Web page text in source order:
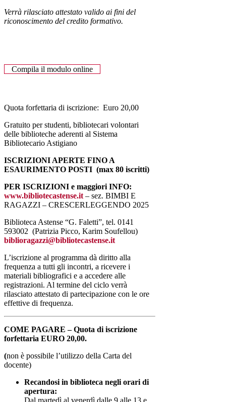
Verrà rilasciato attestato valido ai fini del
riconoscimento del credito formativo.
Compila il modulo online
Quota forfettaria di iscrizione: Euro 20,00
Gratuito per studenti, bibliotecari volontari
delle biblioteche aderenti al Sistema
Bibliotecario Astigiano
ISCRIZIONI APERTE FINO A
ESAURIMENTO POSTI (max 80 iscritti)
PER ISCRIZIONI e maggiori INFO:
www.bibliotecastense.it– sez. BIMBI E
RAGAZZI – CRESCERLEGGENDO 2025
Biblioteca Astense “G. Faletti”, tel. 0141
593002 (Patrizia Picco, Karim Soufellou)
biblioragazzi@bibliotecastense.it
L’iscrizione al programma dà diritto alla
frequenza a tutti gli incontri, a ricevere i
materiali bibliografici e a accedere alle
registrazioni. Al termine del ciclo verrà
rilasciato attestato di partecipazione con le ore
effettive di frequenza.
COME PAGARE – Quota di iscrizione
forfettaria EURO 20,00.
(non è possibile l’utilizzo della Carta del
docente)
Recandosi in biblioteca negli orari di
apertura: